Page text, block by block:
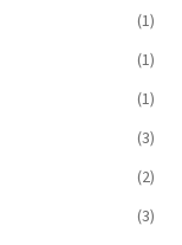
(1)
(1)
(1)
(3)
(2)
(3)